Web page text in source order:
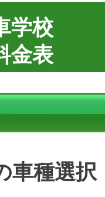
学校
金表
車種選択